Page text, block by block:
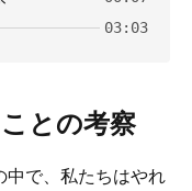
03:03
との考察
中で、私たちはやれ